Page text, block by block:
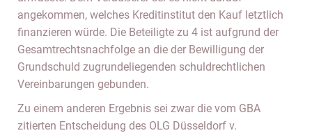
angekommen, welches Kreditinstitut den Kauf letztlich
finanzieren würde. Die Beteiligte zu 4 ist aufgrund der
Gesamtrechtsnachfolge an die der Bewilligung der
Grundschuld zugrundeliegenden schuldrechtlichen
Vereinbarungen gebunden.
Zu einem anderen Ergebnis sei zwar die vom GBA
zitierten Entscheidung des OLG Düsseldorf v.